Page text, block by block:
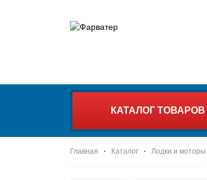
КАТАЛОГ ТОВАРОВ
Главная Каталог Лодки и моторы